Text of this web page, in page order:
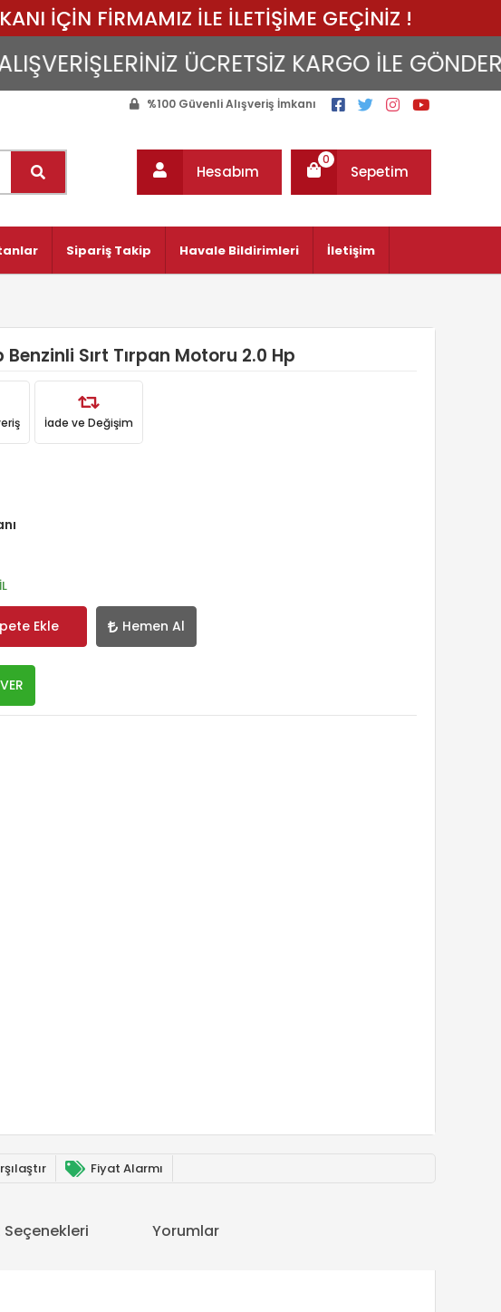
İÇİN FİRMAMIZ İLE İLETİŞİME GEÇİNİZ !
ÜCRETSİZ KARGO İLE
%100 Güvenli Alışveriş İmkanı
Hesabım Sepetim
0
Sipariş Takip Havale Bildirimleri İletişim
Sırt Tırpan Motoru 2.0 Hp
İade ve Değişim
Ekle Hemen Al
Fiyat Alarmı
Yorumlar